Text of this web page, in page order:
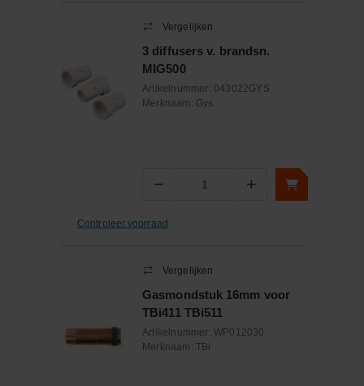
Vergelijken
3 diffusers v. brandsn.
MIG500
Artikelnummer: 043022GYS
Merknaam: Gys
− Aantal +
Controleer voorraad
Vergelijken
Gasmondstuk 16mm voor
TBi411 TBi511
Artikelnummer: WP012030
Merknaam: TBi